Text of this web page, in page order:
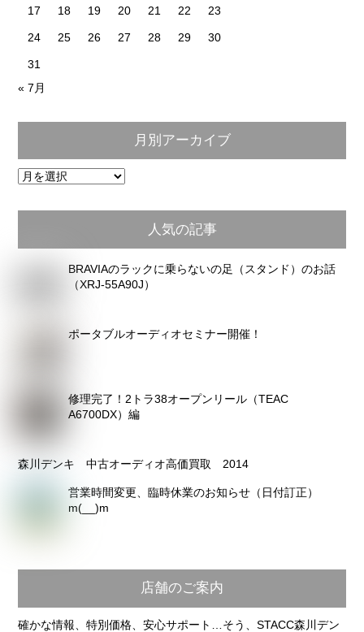
17 18 19 20 21 22 23
24 25 26 27 28 29 30
31
« 7月
月別アーカイブ
月
ア
カ
人気の記事
BRAVIAのラックに乗らないの足（スタンド）のお話
（XRJ-55A90J）
ポータブルオーディオセミナー開催！
修理完了！2トラ38オープンリール（TEAC
A6700DX）編
森川デンキ 中古オーディオ高価買取 2014
営業時間変更、臨時休業のお知らせ（日付訂正）
m(__)m
店舗のご案内
確かな情報、特別価格、安心サポート…そう、STACC森川デン